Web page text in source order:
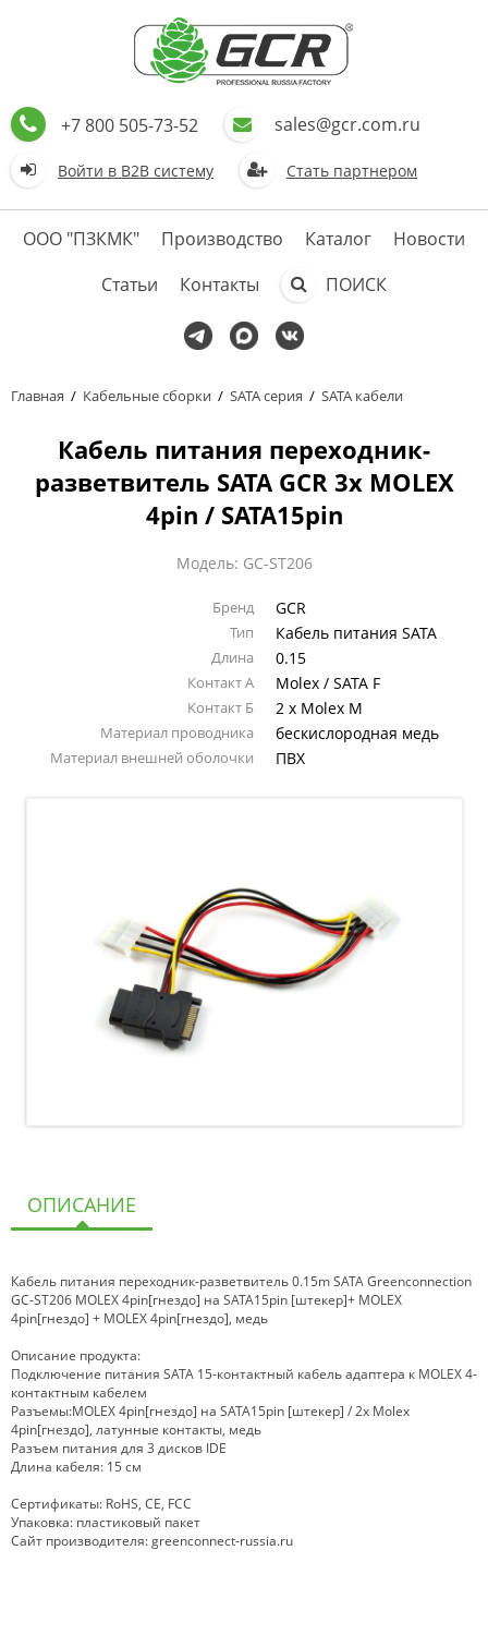
+7 800 505-73-52 sales@gcr.com.ru
Войти в В2В систему Стать партнером
ООО "ПЗКМК" Производство Каталог
Новости
Статьи
Контакты ПОИСК
Главная / Кабельные сборки / SATA серия / SATA кабели
Кабель питания переходник-
разветвитель SATA GCR 3x MOLEX
4pin / SATA15pin
Модель: GC-ST206
Бренд GCR
Тип Кабель питания SATA
Длина 0.15
Контакт А Molex / SATA F
Контакт Б 2 x Molex M
Материал проводника бескислородная медь
Материал внешней оболочки ПВХ
ОПИСАНИЕ
Кабель питания переходник-разветвитель 0.15m SATA Greenconnection
GC-ST206 MOLEX 4pin[гнездо] на SATA15pin [штекер]+ MOLEX
4pin[гнездо] + MOLEX 4pin[гнездо], медь
Описание продукта:
Подключение питания SATA 15-контактный кабель адаптера к MOLEX 4-
контактным кабелем
Разъемы:MOLEX 4pin[гнездо] на SATA15pin [штекер] / 2x Molex
4pin[гнездо], латунные контакты, медь
Разъем питания для 3 дисков IDE
Длина кабеля: 15 см
Сертификаты: RoHS, CE, FCC
Упаковка: пластиковый пакет
Сайт производителя: greenconnect-russia.ru